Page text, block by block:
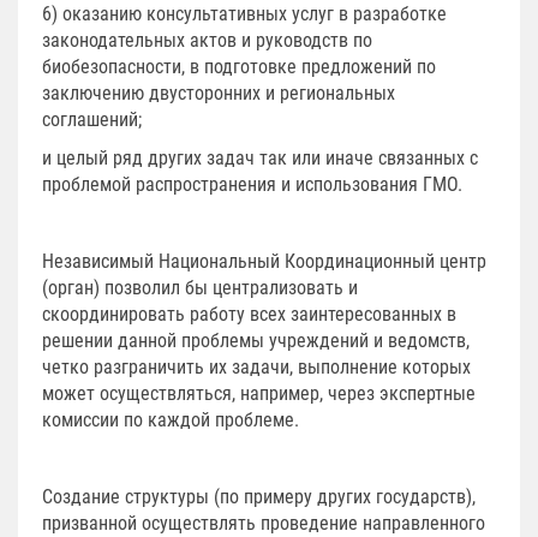
6) оказанию консультативных услуг в разработке
законодательных актов и руководств по
биобезопасности, в подготовке предложений по
заключению двусторонних и региональных
соглашений;
и целый ряд других задач так или иначе связанных с
проблемой распространения и использования ГМО.
Независимый Национальный Координационный центр
(орган) позволил бы централизовать и
скоординировать работу всех заинтересованных в
решении данной проблемы учреждений и ведомств,
четко разграничить их задачи, выполнение которых
может осуществляться, например, через экспертные
комиссии по каждой проблеме.
Создание структуры (по примеру других государств),
призванной осуществлять проведение направленного